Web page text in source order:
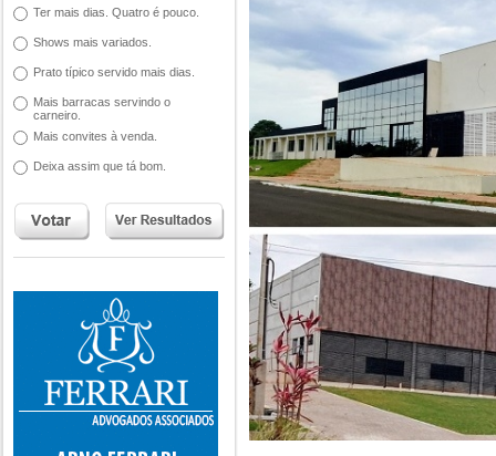
Ter mais dias. Quatro é pouco.
Shows mais variados.
Prato típico servido mais dias.
Mais barracas servindo o
carneiro.
Mais convites à venda.
Deixa assim que tá bom.